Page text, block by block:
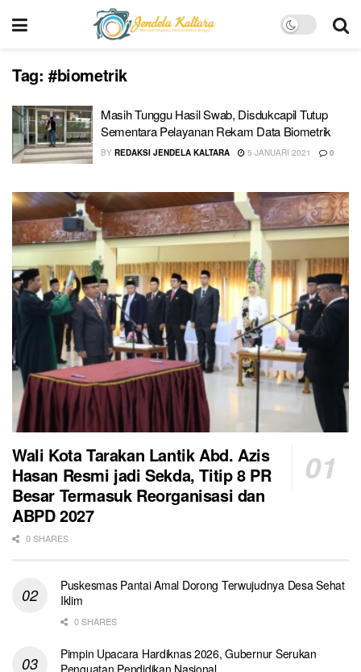
Tag: #biometrik
Masih Tunggu Hasil Swab, Disdukcapil Tutup
Sementara Pelayanan Rekam Data Biometrik
BY REDAKSI JENDELA KALTARA 5 JANUARI 2021 0
Wali Kota Tarakan Lantik Abd. Azis
Hasan Resmi jadi Sekda, Titip 8 PR
Besar Termasuk Reorganisasi dan
ABPD 2027
0 SHARES
Puskesmas Pantai Amal Dorong Terwujudnya Desa Sehat
Iklim
0 SHARES
Pimpin Upacara Hardiknas 2026, Gubernur Serukan